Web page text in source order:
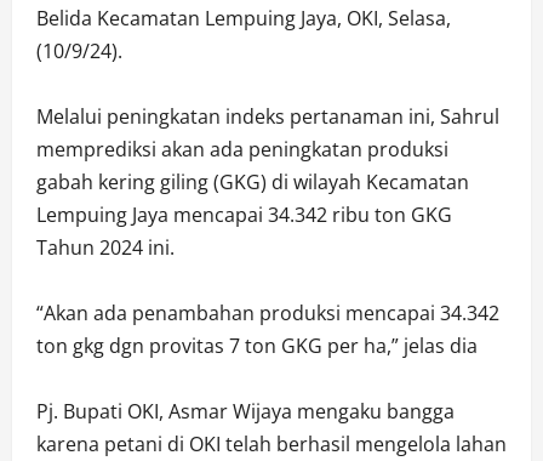
Belida Kecamatan Lempuing Jaya, OKI, Selasa,
(10/9/24).
Melalui peningkatan indeks pertanaman ini, Sahrul
memprediksi akan ada peningkatan produksi
gabah kering giling (GKG) di wilayah Kecamatan
Lempuing Jaya mencapai 34.342 ribu ton GKG
Tahun 2024 ini.
“Akan ada penambahan produksi mencapai 34.342
ton gkg dgn provitas 7 ton GKG per ha,” jelas dia
Pj. Bupati OKI, Asmar Wijaya mengaku bangga
karena petani di OKI telah berhasil mengelola lahan